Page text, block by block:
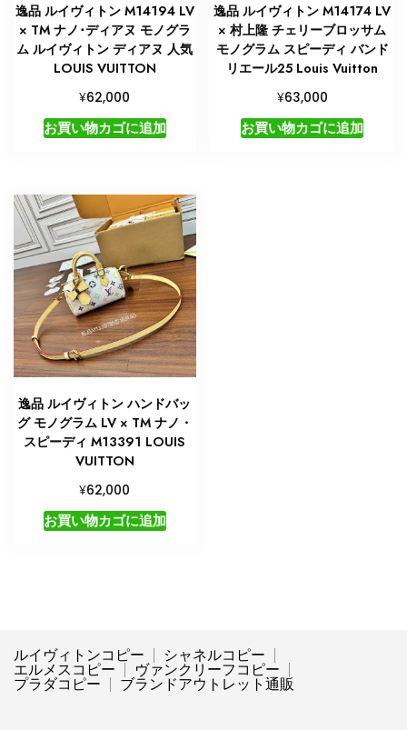
逸品 ルイヴィトン M14194 LV
× TM ナノ･ディアヌ モノグラ
ム ルイヴィトン ディアヌ 人気
LOUIS VUITTON
¥62,000
お買い物カゴに追加
逸品 ルイヴィトン M14174 LV
× 村上隆 チェリーブロッサム
モノグラム スピーディ バンド
リエール25 Louis Vuitton
¥63,000
お買い物カゴに追加
逸品 ルイヴィトン ハンドバッ
グ モノグラム LV × TM ナノ・
スピーディ M13391 LOUIS
VUITTON
¥62,000
お買い物カゴに追加
ルイヴィトンコピー シャネルコピー
エルメスコピー ヴァンクリーフコピー
プラダコピー ブランドアウトレット通販